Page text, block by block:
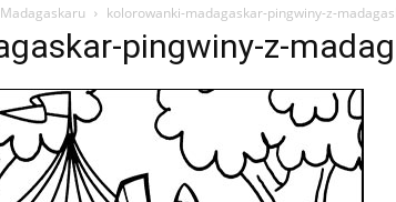
kolorowanki-madagaskar-pingwiny-z-
pingwiny-z-